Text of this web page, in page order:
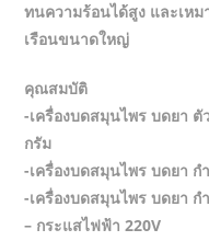
ทนความร้อนได้สูง และเห
เรือนขนาดใหญ่
คุณสมบัติ
-เครื่องบดสมุนไพร บดยา ตั
กรัม
-เครื่องบดสมุนไพร บดยา ก
-เครื่องบดสมุนไพร บดยา
– กระแสไฟฟ้า 220V